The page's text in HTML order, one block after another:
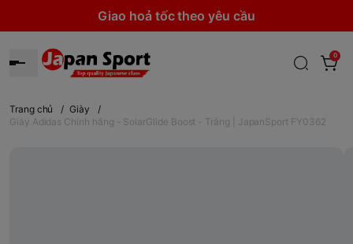
Giao hoả tốc theo yêu cầu
0
Trang chủ / Giày
/
Giày Adidas Chính hãng - SolarGlide Boost - Trắng | JapanSport FY0362